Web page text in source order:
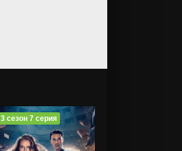
3 сезон 7 серия